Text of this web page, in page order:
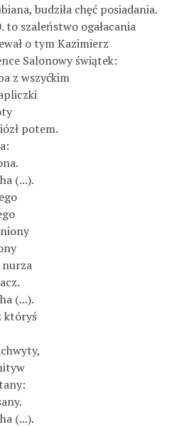
budziła chęć posiadania.
to szaleństwo ogałacania
o tym Kazimierz
Salonowy świątek:
z wszyćkim
potem.
(...).
nurza
(...).
któryś
(...).